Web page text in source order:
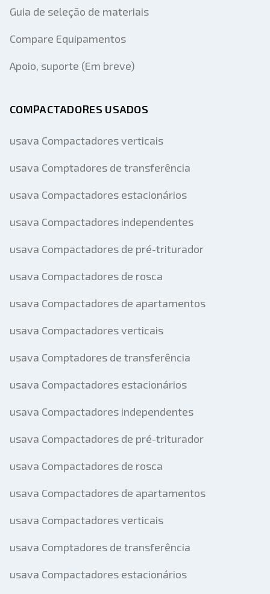
Guia de seleção de materiais
Compare Equipamentos
Apoio, suporte (Em breve)
COMPACTADORES USADOS
usava Compactadores verticais
usava Comptadores de transferência
usava Compactadores estacionários
usava Compactadores independentes
usava Compactadores de pré-triturador
usava Compactadores de rosca
usava Compactadores de apartamentos
usava Compactadores verticais
usava Comptadores de transferência
usava Compactadores estacionários
usava Compactadores independentes
usava Compactadores de pré-triturador
usava Compactadores de rosca
usava Compactadores de apartamentos
usava Compactadores verticais
usava Comptadores de transferência
usava Compactadores estacionários